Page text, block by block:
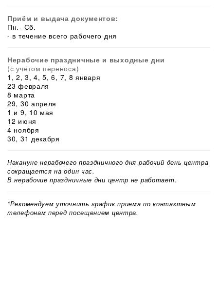
Приём и выдача документов:
Пн.- Сб.
- в течение всего рабочего дня
Нерабочие праздничные и выходные дни
(с учётом переноса)
1, 2, 3, 4, 5, 6, 7, 8 января
23 февраля
8 марта
29, 30 апреля
1 и 9, 10 мая
12 июня
4 ноября
30, 31 декабря
Накануне нерабочего праздничного дня рабочий день центра
сокращается на один час.
В нерабочие праздничные дни центр не работает.
*Рекомендуем уточнить график приема по контактным
телефонам перед посещением центра.